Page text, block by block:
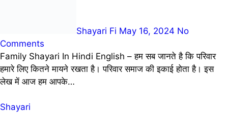
Shayari Fi May 16, 2024 No
Comments
Family Shayari In Hindi English – हम सब जानते है कि परिवार
हमारे लिए कितने मायने रखता है। परिवार समाज की इकाई होता है। इस
लेख में आज हम आपके…
Shayari